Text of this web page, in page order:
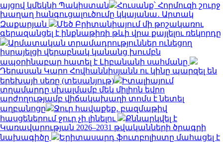
այցով կմեկնի Պակիստան
Հուսանք՝ Հորմուզի շուրջ
խաղաղ հանգուցալուծումը կկայանա․ Արտակ
Զաքարյան
Մեծ Բրիտանիայում մի թոշակառու
գերազանցել է ինքնաթիռի թևի վրա քայլելու ռեկորդը
Արմատական տրամադրություններ ունեցող
իսրայելցի վերաբնակ կանանց խումբն
ապօրինաբար հատել է Լիբանանի սահմանը
Դերասան Կարո Հովհաննիսյանն ու կինը պարզել են
երեխայի սեռը (տեսանյութ)
Իտալիայում
տղամարդը սխալմամբ մեկ միլիոն եվրո
արժողությամբ վիճակախաղի տոմս է նետել
աղբանոցը
Ջուր հավաքեք․ բազմաթիվ
հասցեներում ջուր չի լինելու
Քննարկվել է
Կառավարության 2026–2031 թվականների ծրագրի
նախագիծը
Երիտասարդ ֆուտբոլիստը մահացել է